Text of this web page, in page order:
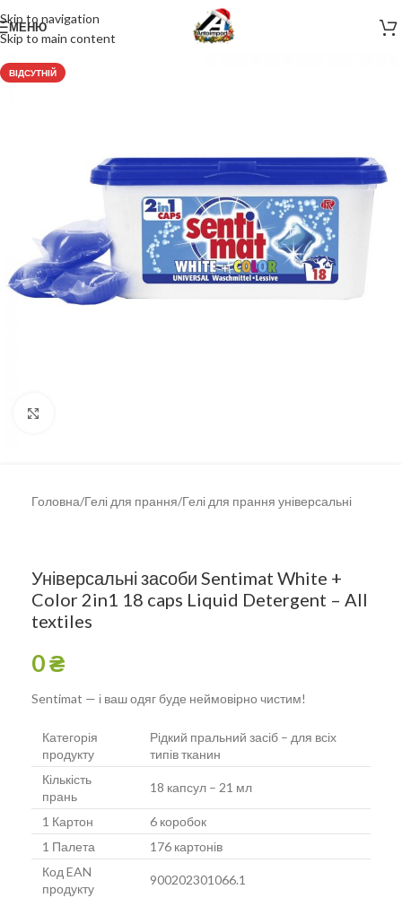
Skip to navigation
Skip to main content
МЕНЮ
ВІДСУТНІЙ
Головна/Гелі для прання/Гелі для прання універсальні
Універсальні засоби Sentimat White +
Color 2in1 18 caps Liquid Detergent – All
textiles
0₴
Sentimat — і ваш одяг буде неймовірно чистим!
Категорія
продукту
Рідкий пральний засіб – для всіх
типів тканин
Кількість
прань
18 капсул – 21 мл
1 Картон
6 коробок
1 Палета
176 картонів
Код EAN
продукту
900202301066.1